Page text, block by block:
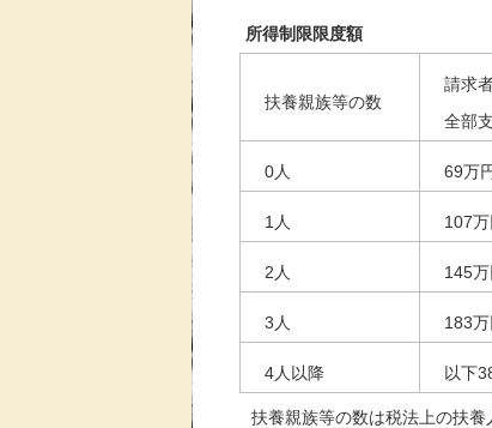
所得制限限度額
扶養親族等の数
請求
全部
0人 69万
1人 107万
2人 145万
3人 183万
4人以降 以下
扶養親族等の数は税法上の扶養